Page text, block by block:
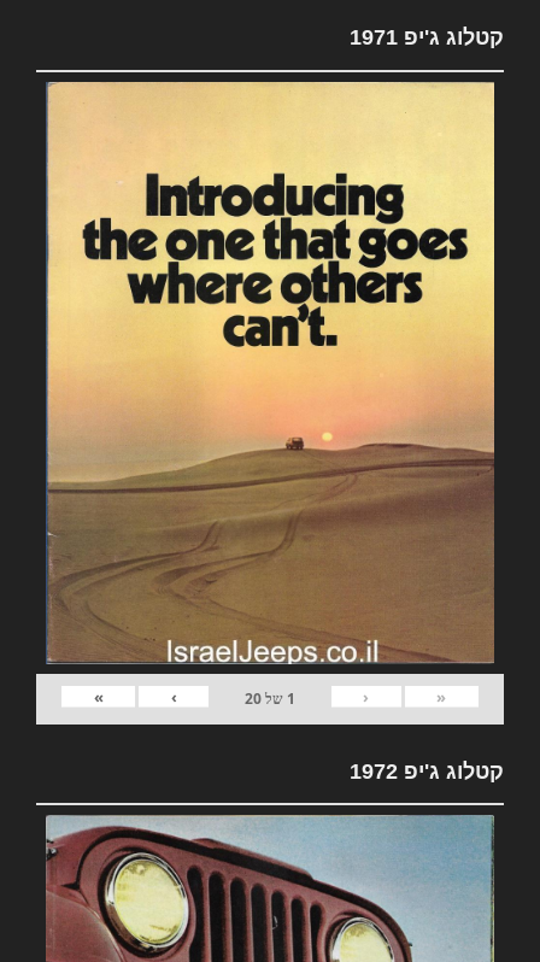
קטלוג ג'יפ 1971
«
‹
1 של20
›
»
קטלוג ג'יפ 1972